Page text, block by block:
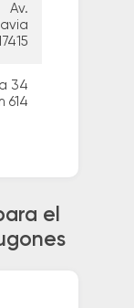
Av.
34
614
el